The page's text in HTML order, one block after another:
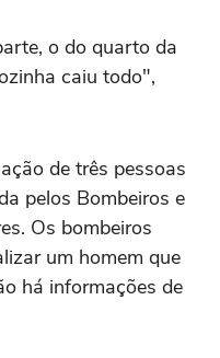
o do quarto da
caiu todo",
de três pessoas
pelos Bombeiros e
Os bombeiros
um homem que
há informações de